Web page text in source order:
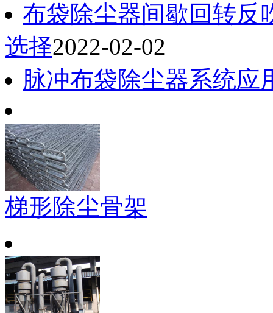
布袋除尘器间歇回转反
选择2022-02-02
脉冲布袋除尘器系统应
梯形除尘骨架